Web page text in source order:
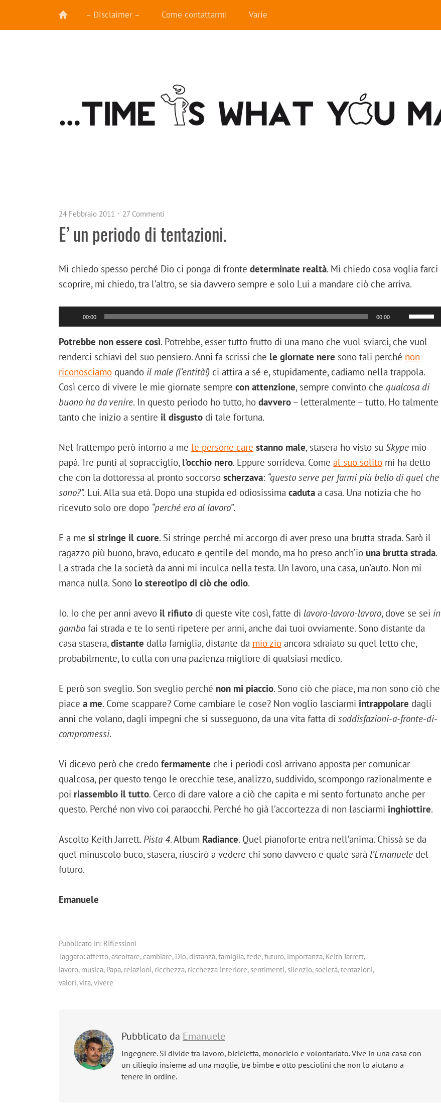
– Disclaimer – Come contattarmi Varie
24 Febbraio 2011 27 Commenti
E’ un periodo di tentazioni.
Mi chiedo spesso perché Dio ci ponga di fronte determinate realtà. Mi chiedo cosa voglia farci
scoprire, mi chiedo, tra l’altro, se sia davvero sempre e solo Lui a mandare ciò che arriva.
Player
00:00 00:00
i
tasti
freccia
su/giù
per
o
diminuire
il
volume.
Potrebbe non essere così. Potrebbe, esser tutto frutto di una mano che vuol sviarci, che vuol
renderci schiavi del suo pensiero. Anni fa scrissi che le giornate nere sono tali perché non
riconosciamo quando il male (l’entità!) ci attira a sé e, stupidamente, cadiamo nella trappola.
Così cerco di vivere le mie giornate sempre con attenzione, sempre convinto che qualcosa di
buono ha da venire. In questo periodo ho tutto, ho davvero – letteralmente – tutto. Ho talmente
tanto che inizio a sentire il disgusto di tale fortuna.
Nel frattempo però intorno a me le persone care stanno male, stasera ho visto su Skype mio
papà. Tre punti al sopracciglio, l’occhio nero. Eppure sorrideva. Come al suo solito mi ha detto
che con la dottoressa al pronto soccorso scherzava: “questo serve per farmi più bello di quel che
sono?”. Lui. Alla sua età. Dopo una stupida ed odiosissima caduta a casa. Una notizia che ho
ricevuto solo ore dopo “perché ero al lavoro”.
E a me si stringe il cuore. Si stringe perché mi accorgo di aver preso una brutta strada. Sarò il
ragazzo più buono, bravo, educato e gentile del mondo, ma ho preso anch’io una brutta strada.
La strada che la società da anni mi inculca nella testa. Un lavoro, una casa, un’auto. Non mi
manca nulla. Sono lo stereotipo di ciò che odio.
Io. Io che per anni avevo il rifiuto di queste vite così, fatte di lavoro-lavoro-lavoro, dove se sei in
gamba fai strada e te lo senti ripetere per anni, anche dai tuoi ovviamente. Sono distante da
casa stasera,distante dalla famiglia, distante da mio zio ancora sdraiato su quel letto che,
probabilmente, lo culla con una pazienza migliore di qualsiasi medico.
E però son sveglio. Son sveglio perché non mi piaccio. Sono ciò che piace, ma non sono ciò che
piace a me. Come scappare? Come cambiare le cose? Non voglio lasciarmi intrappolare dagli
anni che volano, dagli impegni che si susseguono, da una vita fatta di soddisfazioni-a-fronte-di-
compromessi.
Vi dicevo però che credo fermamente che i periodi così arrivano apposta per comunicar
qualcosa, per questo tengo le orecchie tese, analizzo, suddivido, scompongo razionalmente e
poi riassemblo il tutto. Cerco di dare valore a ciò che capita e mi sento fortunato anche per
questo. Perché non vivo coi paraocchi. Perché ho già l’accortezza di non lasciarmi inghiottire.
Ascolto Keith Jarrett. Pista 4. Album Radiance. Quel pianoforte entra nell’anima. Chissà se da
quel minuscolo buco, stasera, riuscirò a vedere chi sono davvero e quale sarà l’Emanuele del
futuro.
Emanuele
Pubblicato in: Riflessioni
Taggato: affetto,ascoltare,cambiare, Dio,distanza,famiglia,fede,futuro, importanza, Keith Jarrett,
lavoro, musica, Papa, relazioni, ricchezza, ricchezza interiore,sentimenti,silenzio,società,tentazioni,
valori,vita,vivere
Pubblicato da Emanuele
Ingegnere. Si divide tra lavoro, bicicletta, monociclo e volontariato. Vive in una casa con
un ciliegio insieme ad una moglie, tre bimbe e otto pesciolini che non lo aiutano a
tenere in ordine.